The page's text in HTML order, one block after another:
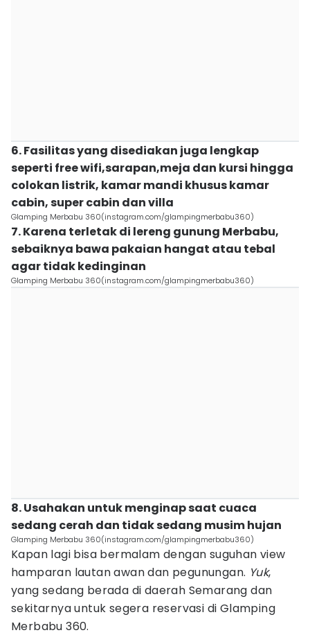
6. Fasilitas yang disediakan juga lengkap
seperti free wifi,sarapan,meja dan kursi hingga
colokan listrik, kamar mandi khusus kamar
cabin, super cabin dan villa
Glamping Merbabu 360(instagram.com/glampingmerbabu360)
7. Karena terletak di lereng gunung Merbabu,
sebaiknya bawa pakaian hangat atau tebal
agar tidak kedinginan
Glamping Merbabu 360(instagram.com/glampingmerbabu360)
8. Usahakan untuk menginap saat cuaca
sedang cerah dan tidak sedang musim hujan
Glamping Merbabu 360(instagram.com/glampingmerbabu360)
Kapan lagi bisa bermalam dengan suguhan view
hamparan lautan awan dan pegunungan. Yuk,
yang sedang berada di daerah Semarang dan
sekitarnya untuk segera reservasi di Glamping
Merbabu 360.